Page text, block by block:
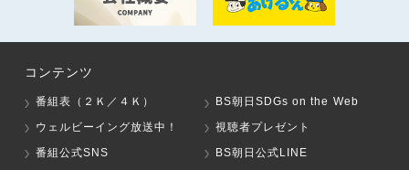
コンテンツ
番組表（２Ｋ／４Ｋ）
BS朝日SDGs on the Web
ウェルビーイング放送中！
視聴者プレゼント
番組公式SNS
BS朝日公式LINE